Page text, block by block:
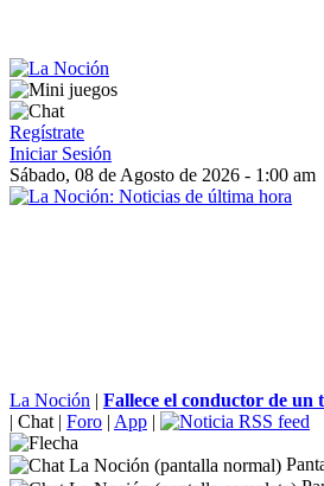
Regístrate
Iniciar Sesión
Sábado, 08 de Agosto de 2026 - 1:00 am
La Noción | Fallece el conductor de un
| Chat | Foro | App |